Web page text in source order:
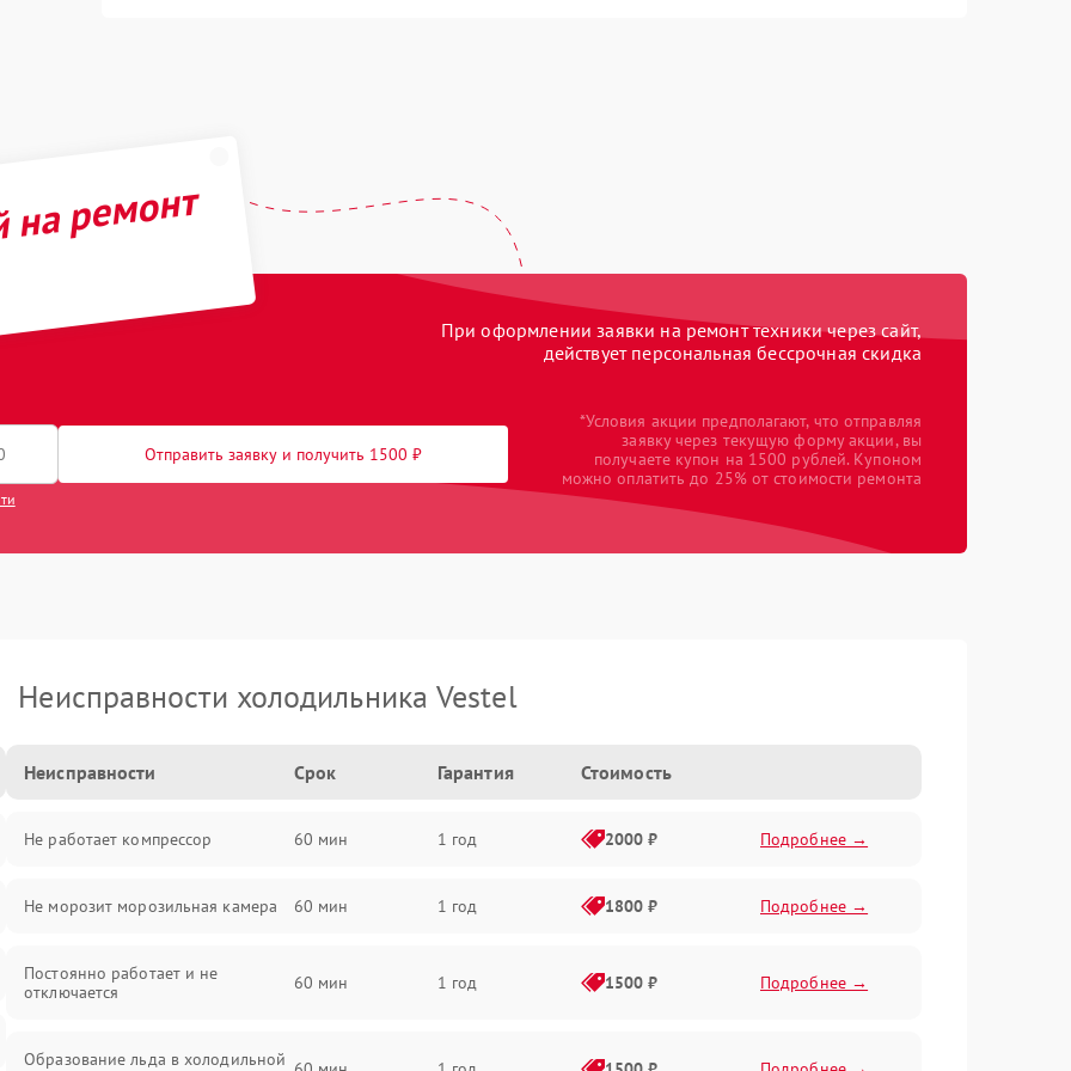
ремонт
При оформлении заявки на ремонт техники через сайт,
действует персональная бессрочная скидка
Отправить заявку и получить 1500 ₽
*Условия акции предполагают, что отправляя
заявку через текущую форму акции, вы
получаете купон на 1500 рублей. Купоном
можно оплатить до 25% от стоимости ремонта
Неисправности холодильника Vestel
Неисправности Срок Гарантия Стоимость
Не работает компрессор 60 мин 1 год 2000 ₽ Подробнее →
Не морозит морозильная камера 60 мин 1 год 1800 ₽ Подробнее →
Постоянно работает и не
отключается
60 мин 1 год 1500 ₽ Подробнее →
Образование льда в холодильной